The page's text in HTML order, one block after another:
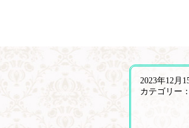
2023年12月
カテゴリー：